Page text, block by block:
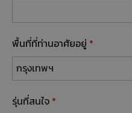
พื้นที่ที่ท่านอาศัยอยู่ *
รุ่นที่สนใจ *